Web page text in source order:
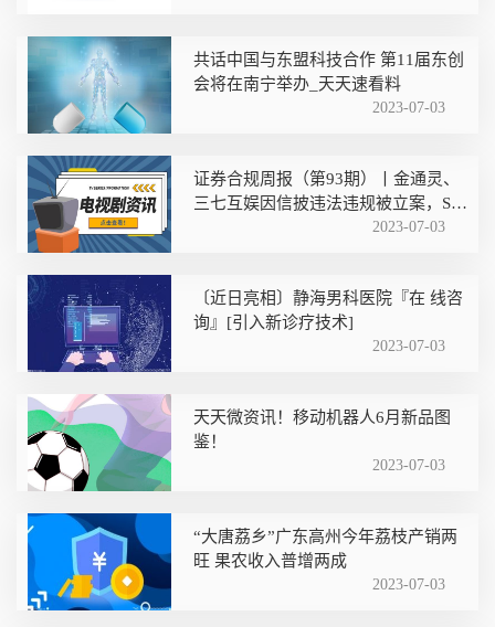
共话中国与东盟科技合作 第11届东创
会将在南宁举办_天天速看料
2023-07-03
证券合规周报（第93期）丨金通灵、
三七互娱因信披违法违规被立案，ST
柏龙涉嫌欺诈发行实控人被逮捕|每日
2023-07-03
〔近日亮相〕静海男科医院『在 线咨
询』[引入新诊疗技术]
2023-07-03
天天微资讯！移动机器人6月新品图
鉴！
2023-07-03
“大唐荔乡”广东高州今年荔枝产销两
旺 果农收入普增两成
2023-07-03